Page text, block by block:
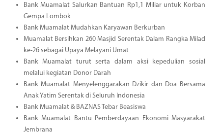
Bank Muamalat Salurkan Bantuan Rp1,1 Miliar untuk Korban
Gempa Lombok
Bank Muamalat Mudahkan Karyawan Berkurban
Muamalat Bersihkan 260 Masjid Serentak Dalam Rangka Milad
ke-26 sebagai Upaya Melayani Umat
Bank Muamalat turut serta dalam aksi kepedulian sosial
melalui kegiatan Donor Darah
Bank Muamalat Menyelenggarakan Dzikir dan Doa Bersama
Anak Yatim Serentak di Seluruh Indonesia
Bank Muamalat & BAZNAS Tebar Beasiswa
Bank Muamalat Bantu Pemberdayaan Ekonomi Masyarakat
Jembrana